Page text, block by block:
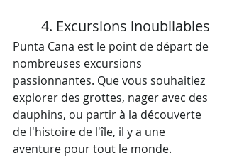
4. Excursions inoubliables
Punta Cana est le point de départ de
nombreuses excursions
passionnantes. Que vous souhaitiez
explorer des grottes, nager avec des
dauphins, ou partir à la découverte
de l'histoire de l'île, il y a une
aventure pour tout le monde.